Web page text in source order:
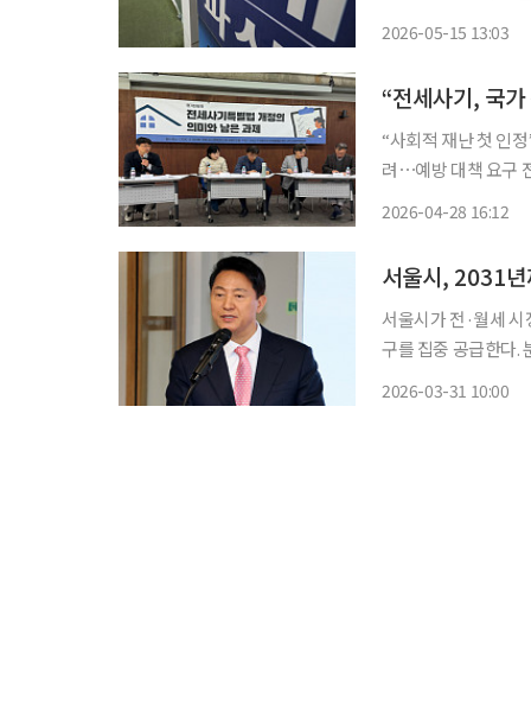
2026-05-15 13:03
“전세사기, 국
“사회적 재난 첫 인
려⋯예방 대책 요구 전세사기특별법 개정안이 23일 국회 본회의를 통과한 가운데 시민단체
2026-04-28 16:12
서울시, 2031년
서울시가 전·월세
구를 집중 공급한다.
2026-03-31 10:00